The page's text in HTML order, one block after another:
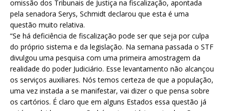
omissão dos Tribunais de Justiça na fiscalização, apontada
pela senadora Serys, Schmidt declarou que esta é uma
questão muito relativa.
“Se há deficiência de fiscalização pode ser que seja por culpa
do próprio sistema e da legislação. Na semana passada o STF
divulgou uma pesquisa com uma primeira amostragem da
realidade do poder Judiciário. Esse levantamento não alcançou
os serviços auxiliares. Nós temos certeza de que a população,
uma vez instada a se manifestar, vai dizer o que pensa sobre
os cartórios. É claro que em alguns Estados essa questão já